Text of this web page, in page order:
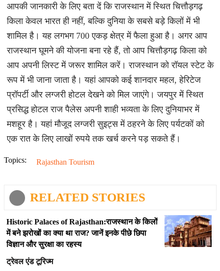
आपकी जानकारी के लिए बता दें कि राजस्थान में स्थित चित्तौड़गढ़
किला केवल भारत ही नहीं, बल्कि दुनिया के सबसे बड़े किलों में भी
शामिल है। यह लगभग 700 एकड़ क्षेत्र में फैला हुआ है। अगर आप
राजस्थान घूमने की योजना बना रहे हैं, तो आप चित्तौड़गढ़ किला को
आप अपनी लिस्ट में जरूर शामिल करें। राजस्थान को रॉयल स्टेट के
रूप में भी जाना जाता है। यहां आपको कई शानदार महल, हेरिटेज
प्रॉपर्टी और लग्जरी होटल देखने को मिल जाएंगे। जयपुर में स्थित
प्रसिद्ध होटल राज पैलेस अपनी शाही भव्यता के लिए दुनियाभर में
मशहूर है। यहां मौजूद लग्जरी सुइट्स में ठहरने के लिए पर्यटकों को
एक रात के लिए लाखों रुपये तक खर्च करने पड़ सकते हैं।
Topics: Rajasthan Tourism
RELATED STORIES
Historic Palaces of Rajasthan:राजस्थान के किलों
में बने झरोखों का क्या था राज? जानें इनके पीछे छिपा
विज्ञान और सुरक्षा का रहस्य
ट्रेवल एंड टूरिज्म